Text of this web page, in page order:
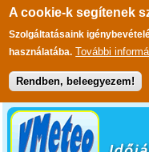
A cookie-k segítenek
Szolgáltatásaink
használatába. További
Rendben, beleegyezem!
Ugrás a tartalomra